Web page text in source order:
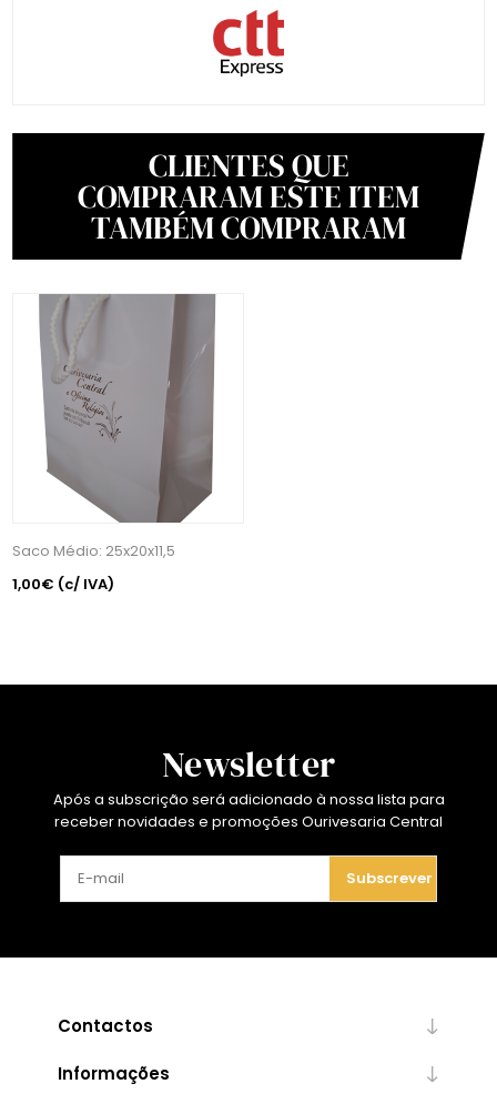
CLIENTES QUE
COMPRARAM ESTE ITEM
TAMBÉM COMPRARAM
Saco Médio: 25x20x11,5
1,00€ (c/ IVA)
Newsletter
Após a subscrição será adicionado à nossa lista para
receber novidades e promoções Ourivesaria Central
Subscrever
Contactos
Informações